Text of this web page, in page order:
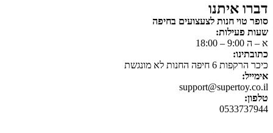
דברו איתנו
סופר טוי חנות לצעצועים בחיפה
שעות פעילות:
א – ה 9:00 – 18:00
כתובתינו:
כיכר הרקפות 6 חיפה החנות לא מונגשת
אימייל:
support@supertoy.co.il
טלפון:
0533737944